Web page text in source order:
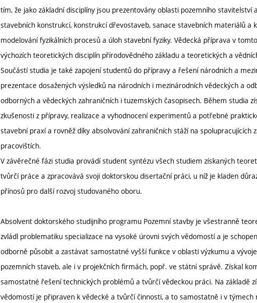
tím, že jako základní disciplíny jsou prezentovány oblasti pozemního
stavebních konstrukcí, konstrukcí dřevostaveb, sanace stavebních materiálů a
modelování fyzikálních procesů a úloh stavební fyziky. Vědecká příprava v
výchozích teoretických disciplín přírodovědného základu a teoretických a
Součástí studia je také zapojení studentů do přípravy a řešení národních a
prezentace dosažených výsledků na národních i mezinárodních vědeckých a
odborných a vědeckých zahraničních i tuzemských časopisech. Během studia
zkušenosti z přípravy, realizace a vyhodnocení experimentů a potřebné
stavební praxí a rovněž díky absolvování zahraničních stáží na spolupracujících
pracovištích.
V závěrečné fázi studia provádí student syntézu všech studiem získaných
tvůrčí práce a zpracovává svoji doktorskou disertační práci, u níž je kladen
přínosů pro další rozvoj studovaného oboru.
Absolvent doktorského studijního programu Pozemní stavby je všestranně
zvládl problematiku specializace na vysoké úrovni svých vědomostí a je
odborně působit a zastávat samostatné vyšší funkce v oblasti výzkumu a
pozemních staveb, ale i v projekčních firmách, popř. ve státní správě. Získal
samostatné řešení technických problémů a tvůrčí vědeckou práci. Na základě
vědomostí je připraven k vědecké a tvůrčí činnosti, a to samostatně i v